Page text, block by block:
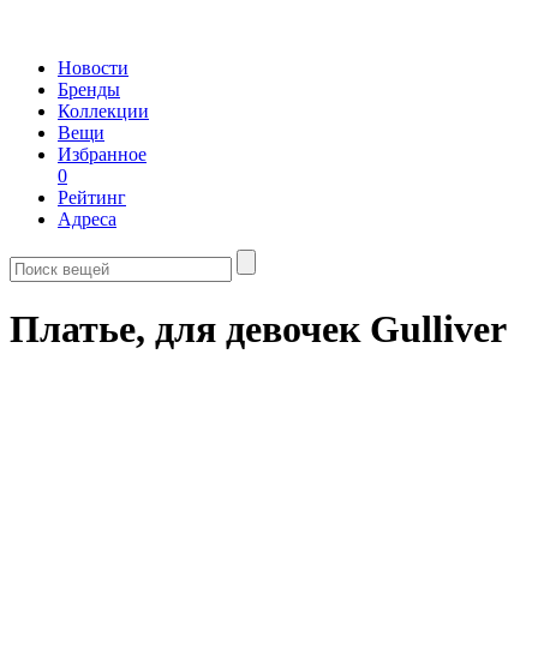
Новости
Бренды
Коллекции
Вещи
Избранное
0
Рейтинг
Адреса
Платье, для девочек Gulliver